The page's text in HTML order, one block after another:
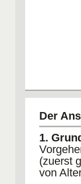
Der
1.
(zuerst
von